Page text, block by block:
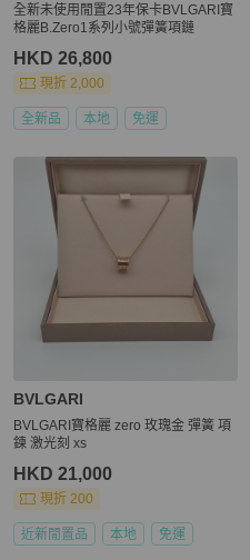
全新未使用閒置23年保卡BVLGARI寶
格麗B.Zero1系列小號彈簧項鏈
HKD 26,800
現折 2,000
全新品 本地 免運
BVLGARI
BVLGARI寶格麗 zero 玫瑰金 彈簧 項
鍊 激光刻 xs
HKD 21,000
現折 200
近新閒置品 本地 免運